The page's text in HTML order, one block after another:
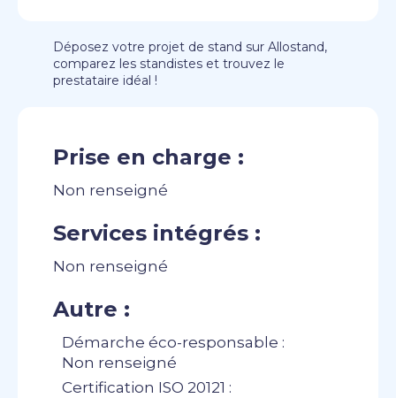
Déposez votre projet de stand sur Allostand,
comparez les standistes et trouvez le
prestataire idéal !
Prise en charge :
Non renseigné
Services intégrés :
Non renseigné
Autre :
Démarche éco-responsable :
Non renseigné
Certification ISO 20121 :